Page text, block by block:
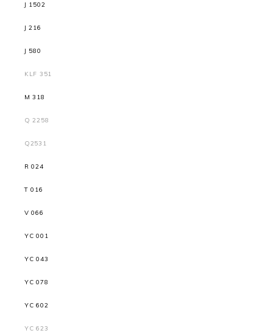
J 1502
J 216
J 580
KLF 351
M 318
Q 2258
Q2531
R 024
T 016
V 066
YC 001
YC 043
YC 078
YC 602
YC 623